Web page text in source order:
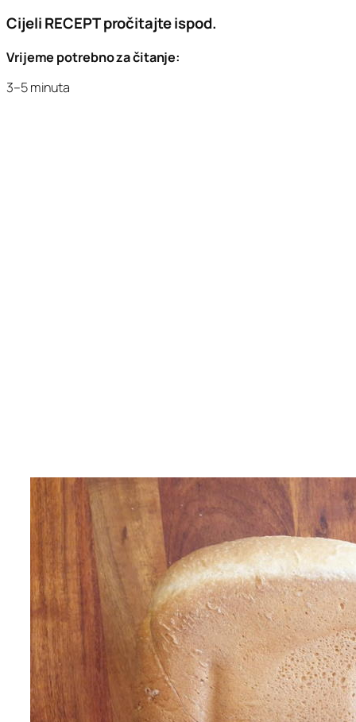
Cijeli RECEPT pročitajte ispod.
Vrijeme potrebno za čitanje:
3–5 minuta